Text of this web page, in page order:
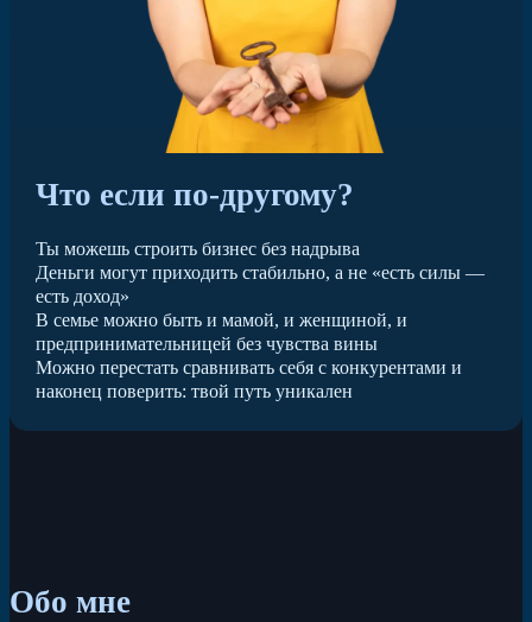
Что если по-другому?
Ты можешь строить бизнес без надрыва
Деньги могут приходить стабильно, а не «есть силы —
есть доход»
В семье можно быть и мамой, и женщиной, и
предпринимательницей без чувства вины
Можно перестать сравнивать себя с конкурентами и
наконец поверить: твой путь уникален
Обо мне